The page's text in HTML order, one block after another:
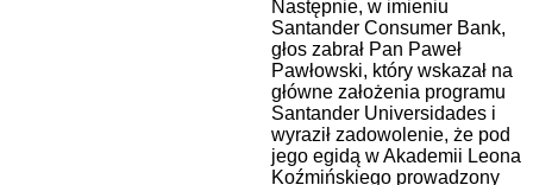
Następnie, w imieniu
Santander Consumer Bank,
głos zabrał Pan Paweł
Pawłowski, który wskazał na
główne założenia programu
Santander Universidades i
wyraził zadowolenie, że pod
jego egidą w Akademii Leona
Koźmińskiego prowadzony